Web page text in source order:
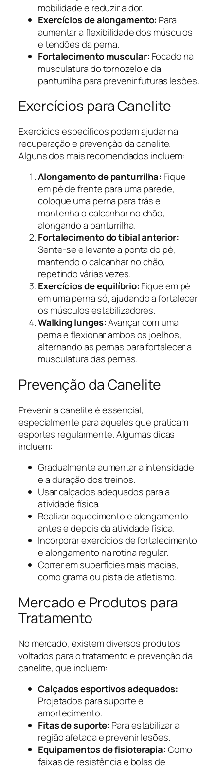
mobilidade e reduzir a dor.
Exercícios de alongamento: Para
aumentar a flexibilidade dos músculos
e tendões da perna.
Fortalecimento muscular: Focado na
musculatura do tornozelo e da
panturrilha para prevenir futuras lesões.
Exercícios para Canelite
Exercícios específicos podem ajudar na
recuperação e prevenção da canelite.
Alguns dos mais recomendados incluem:
Alongamento de panturrilha: Fique
em pé de frente para uma parede,
coloque uma perna para trás e
mantenha o calcanhar no chão,
alongando a panturrilha.
Fortalecimento do tibial anterior:
Sente-se e levante a ponta do pé,
mantendo o calcanhar no chão,
repetindo várias vezes.
Exercícios de equilíbrio:Fique em pé
em uma perna só, ajudando a fortalecer
os músculos estabilizadores.
Walking lunges:Avançar com uma
perna e flexionar ambos os joelhos,
alternando as pernas para fortalecer a
musculatura das pernas.
Prevenção da Canelite
Prevenir a canelite é essencial,
especialmente para aqueles que praticam
esportes regularmente. Algumas dicas
incluem:
Gradualmente aumentar a intensidade
e a duração dos treinos.
Usar calçados adequados para a
atividade física.
Realizar aquecimento e alongamento
antes e depois da atividade física.
Incorporar exercícios de fortalecimento
e alongamento na rotina regular.
Correr em superfícies mais macias,
como grama ou pista de atletismo.
Mercado e Produtos para
Tratamento
No mercado, existem diversos produtos
voltados para o tratamento e prevenção da
canelite, que incluem:
Calçados esportivos adequados:
Projetados para suporte e
amortecimento.
Fitas de suporte: Para estabilizar a
região afetada e prevenir lesões.
Equipamentos de fisioterapia:Como
faixas de resistência e bolas de